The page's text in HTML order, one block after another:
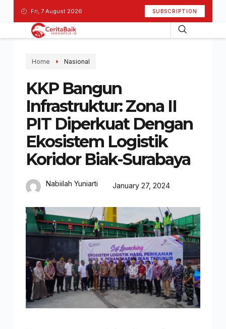
Fri, 7 August 2026 SUBSCRIPTION
Home Nasional
KKP Bangun
Infrastruktur: Zona II
PIT Diperkuat Dengan
Ekosistem Logistik
Koridor Biak-Surabaya
Nabiilah Yuniarti January 27, 2024